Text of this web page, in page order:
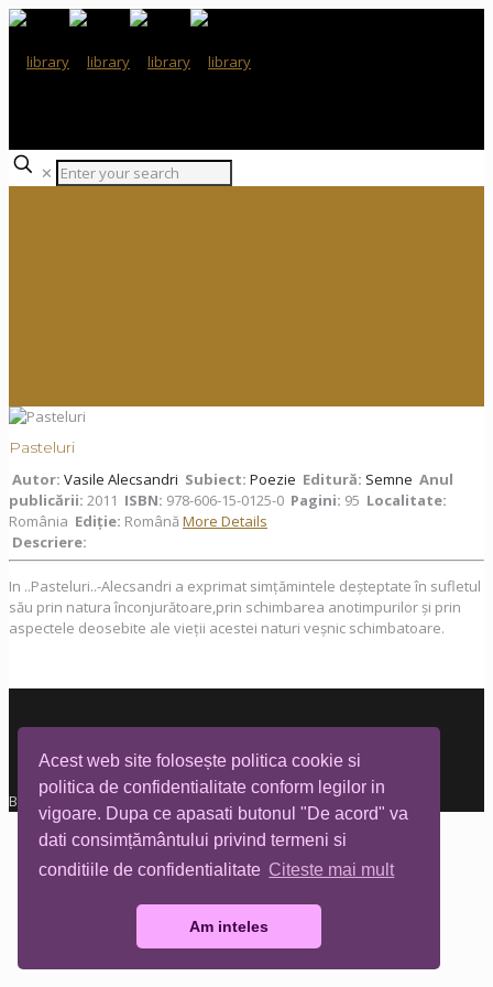
Acest web site folosește politica cookie si
politica de confidentialitate conform legilor in
vigoare. Dupa ce apasati butonul "De acord" va
dati consimțământului privind termeni si
conditiile de confidentialitate Citeste mai mult
Am inteles
✕
Pasteluri
Autor: Vasile Alecsandri Subiect: Poezie Editură: Semne Anul
publicării: 2011 ISBN: 978-606-15-0125-0 Pagini: 95 Localitate:
România Ediţie: Română More Details
Descriere:
In ..Pasteluri..-Alecsandri a exprimat simțămintele deșteptate în sufletul
său prin natura înconjurătoare,prin schimbarea anotimpurilor și prin
aspectele deosebite ale vieții acestei naturi veșnic schimbatoare.
Biblioteca Tia Mare © All rights reserved